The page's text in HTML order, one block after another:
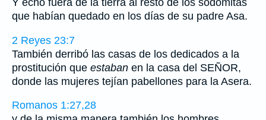
Y echó fuera de la tierra al resto de los sodomitas
que habían quedado en los días de su padre Asa.
2 Reyes 23:7
También derribó las casas de los dedicados a la
prostitución que estaban en la casa del SEÑOR,
donde las mujeres tejían pabellones para la Asera.
Romanos 1:27,28